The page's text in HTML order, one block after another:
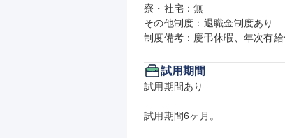
寮・社宅：無
その他制度：退職金制度あり
制度備考：慶弔休暇、年次有
試用期間
試用期間あり
試用期間6ヶ月。